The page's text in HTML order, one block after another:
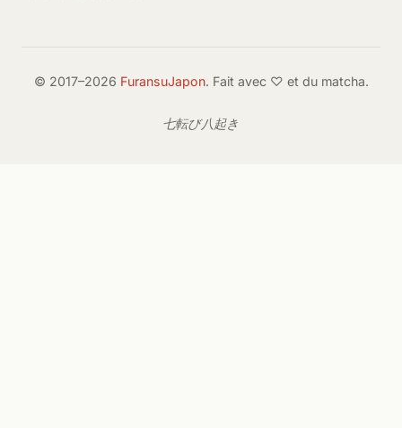
© 2017–2026 FuransuJapon. Fait avec ♡ et du matcha.
七転び八起き